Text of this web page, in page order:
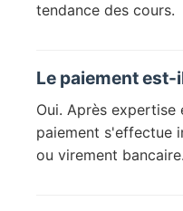
tendance des cours.
Le paiement est-
Oui. Après
paiement s'effectue
ou virement bancaire.